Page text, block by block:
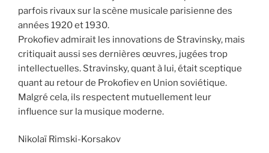
parfois rivaux sur la scène musicale parisienne des
années 1920 et 1930.
Prokofiev admirait les innovations de Stravinsky, mais
critiquait aussi ses dernières œuvres, jugées trop
intellectuelles. Stravinsky, quant à lui, était sceptique
quant au retour de Prokofiev en Union soviétique.
Malgré cela, ils respectent mutuellement leur
influence sur la musique moderne.
Nikolaï Rimski-Korsakov